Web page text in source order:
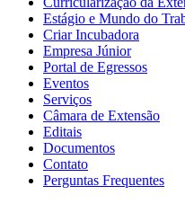
Estágio e Mundo do
Criar Incubadora
Empresa Júnior
Portal de Egressos
Eventos
Serviços
Câmara de Extensão
Editais
Documentos
Contato
Perguntas Frequentes